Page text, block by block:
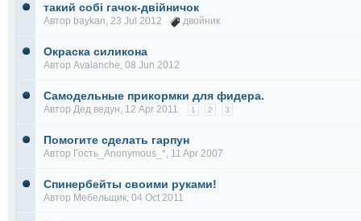
такий собі гачок-двійничок
Автор baykan, 23 Jul 2012 двойник
Окраска силикона
Автор Avalanche, 08 Jun 2012
Самодельные прикормки для фидера.
Автор Дед ведун, 12 Apr 2011 1 2 3
Помогите сделать гарпун
Автор Гость_Anonymous_*, 11 Apr 2007
Спинербейты своими руками!
Автор Мебельщик, 04 Oct 2011